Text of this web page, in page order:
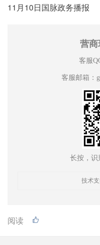
11月10日国脉政务播报
营商
客服
客服邮箱：
长按，识
技术
阅读